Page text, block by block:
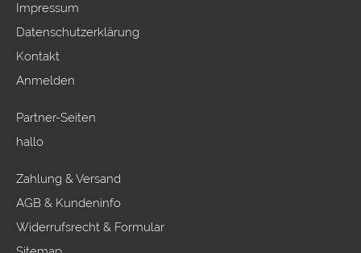
Impressum
Datenschutzerklärung
Kontakt
Anmelden
Partner-Seiten
hallo
Zahlung & Versand
AGB & Kundeninfo
Widerrufsrecht & Formular